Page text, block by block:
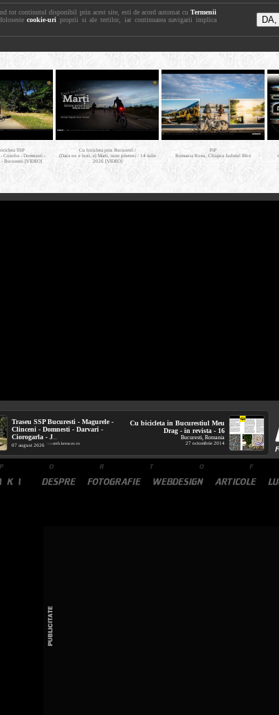
tot continutul disponibil prin acest site, esti de acord automat cuTermenii
cookie-uri proprii si ale tertilor, iar continuarea navigarii implica
SSP
Cosoba - Domnesti -
Bucuresti [VIDEO]
Cu bicicleta prin Bucuresti /
(Daca nu e luni, e) Marti, intre prieteni / 14 iulie
2026 [VIDEO]
PiP
Romania Rosu, Chiajna Judetul Ilfov
Traseu SSP Bucuresti - Magurele -
Clinceni - Domnesti - Darvari -
Ciorogarla - J...
07 august 2026 / via mtb.kerucov.ro
Cu bicicleta in Bucurestiul Meu
Drag - in revista - 16
Bucuresti, Romania
27 octombrie 2014